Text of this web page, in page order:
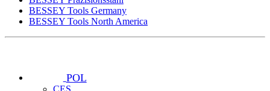
BESSEY Tools Germany
BESSEY Tools North America
POL